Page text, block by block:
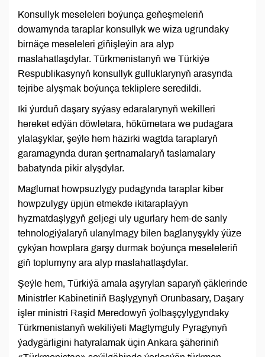
Konsullyk meseleleri boýunça geňeşmeleriň
dowamynda taraplar konsullyk we wiza ugrundaky
birnäçe meseleleri giňişleýin ara alyp
maslahatlaşdylar. Türkmenistanyň we Türkiýe
Respublikasynyň konsullyk gulluklarynyň arasynda
tejribe alyşmak boýunça tekliplere seredildi.
Iki ýurduň daşary syýasy edaralarynyň wekilleri
hereket edýän döwletara, hökümetara we pudagara
ylalaşyklar, şeýle hem häzirki wagtda taraplaryň
garamagynda duran şertnamalaryň taslamalary
babatynda pikir alyşdylar.
Maglumat howpsuzlygy pudagynda taraplar kiber
howpzulygy üpjün etmekde ikitaraplaýyn
hyzmatdaşlygyň geljegi uly ugurlary hem-de sanly
tehnologiýalaryň ulanylmagy bilen baglanyşykly ýüze
çykýan howplara garşy durmak boýunça meseleleriň
giň toplumyny ara alyp maslahatlaşdylar.
Şeýle hem, Türkiýä amala aşyrylan saparyň çäklerinde
Ministrler Kabinetiniň Başlygynyň Orunbasary, Daşary
işler ministri Raşid Meredowyň ýolbaşçylygyndaky
Türkmenistanyň wekiliýeti Magtymguly Pyragynyň
ýadygärligini hatyralamak üçin Ankara şäheriniň